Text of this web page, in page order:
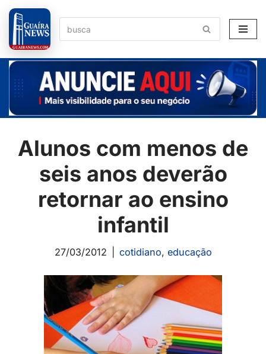
Pular
para
o
conteúdo
Alunos com menos de
seis anos deverão
retornar ao ensino
infantil
27/03/2012 cotidiano, educação